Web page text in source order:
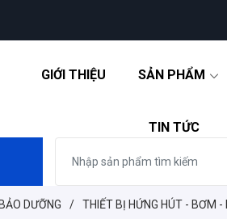
GIỚI THIỆU SẢN PHẨM
TIN TỨC
DƯỠNG / THIẾT BỊ HỨNG HÚT - BƠM -